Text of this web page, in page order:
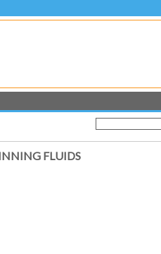
FLUIDS